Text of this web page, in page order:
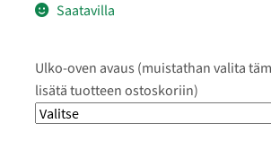
Saatavilla
Ulko-oven avaus (muistathan valita
lisätä tuotteen ostoskoriin)